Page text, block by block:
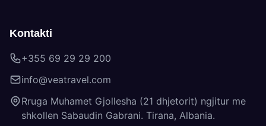
Kontakti
+355 69 29 29 200
info@veatravel.com
Rruga Muhamet Gjollesha (21 dhjetorit) ngjitur me
shkollen Sabaudin Gabrani. Tirana, Albania.